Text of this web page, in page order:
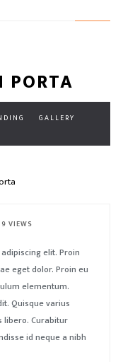
PORTA
GALLERY
VIEWS
elit. Proin
eget dolor. Proin eu
elementum.
Quisque varius
libero. Curabitur
id neque a nibh